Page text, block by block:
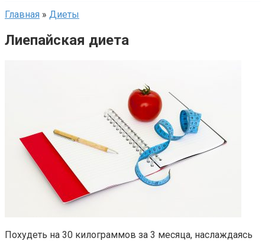
Главная » Диеты
Лиепайская диета
Похудеть на 30 килограммов за 3 месяца, наслаждаясь